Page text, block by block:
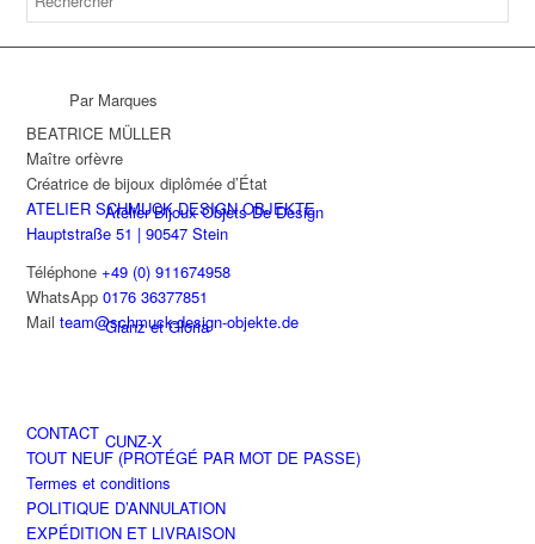
Par Marques
Atelier Bijoux Objets De Design
Glanz et Gloria
CUNZ-X
BEATRICE MÜLLER
Maître orfèvre
Créatrice de bijoux diplômée d’État
ATELIER SCHMUCK DESIGN OBJEKTE
Hauptstraße 51 | 90547 Stein
Téléphone+49 (0) 911674958
WhatsApp0176 36377851
Mailteam@schmuck-design-objekte.de
CONTACT
TOUT NEUF (PROTÉGÉ PAR MOT DE PASSE)
Termes et conditions
POLITIQUE D’ANNULATION
EXPÉDITION ET LIVRAISON